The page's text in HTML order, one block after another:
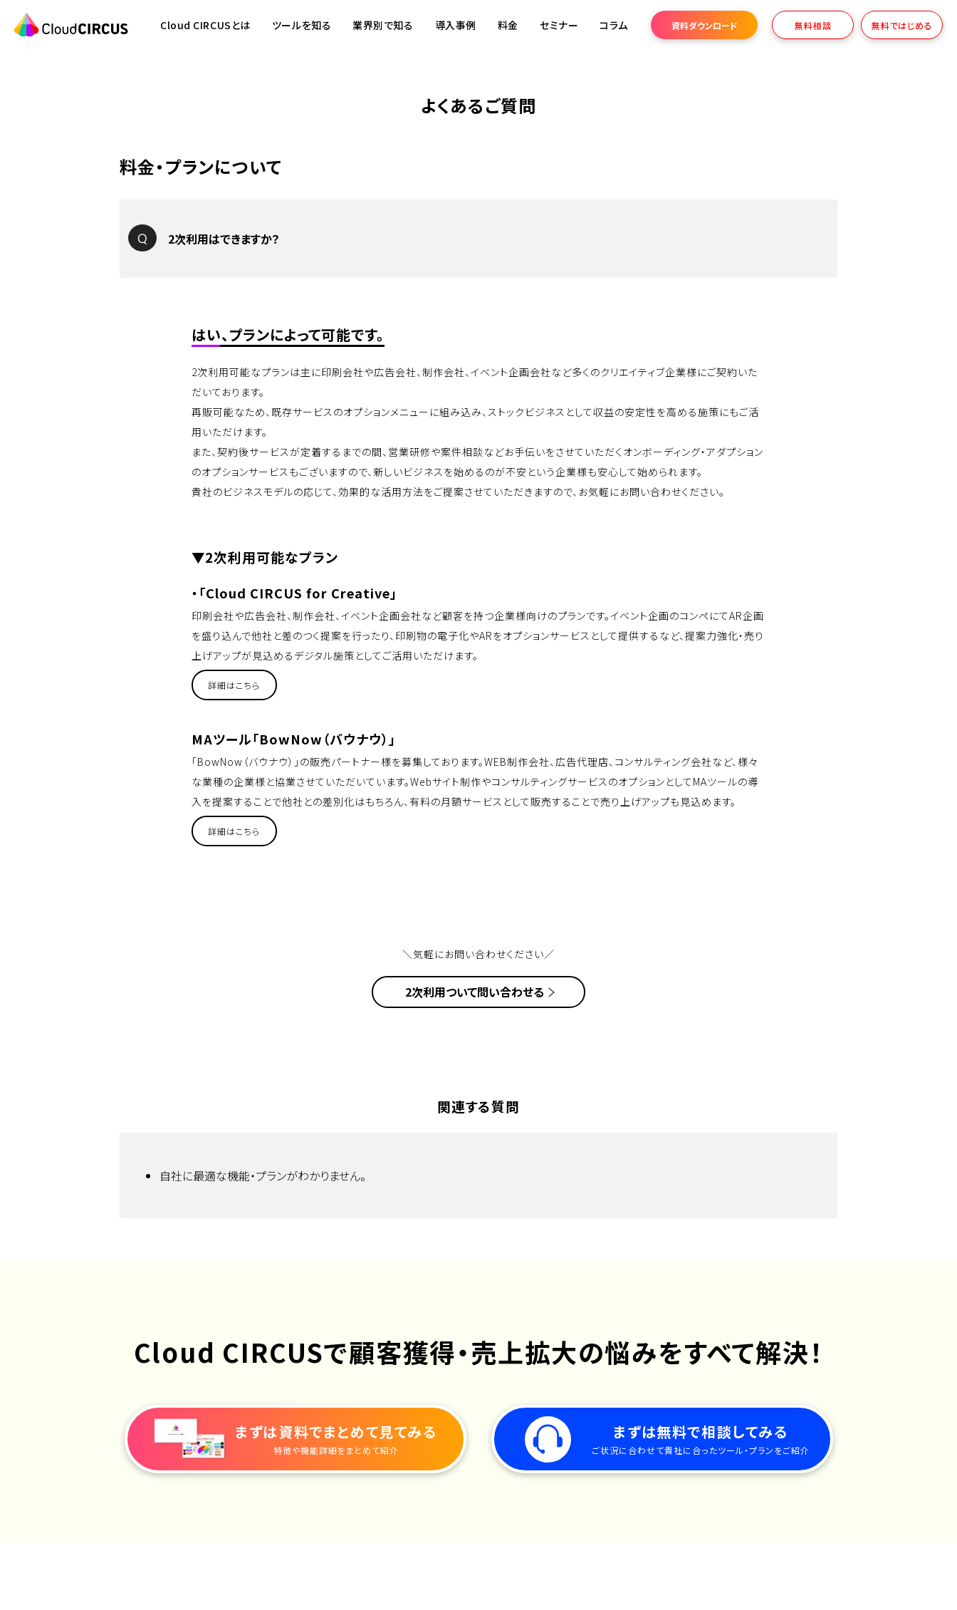
Cloud CIRCUSとは ツールを知る 業界別で知る 導入事例 料金 セミナー コラム 資料ダウンロード 無料相談 無料ではじめる
よくあるご質問
料金・プランについて
2次利用はできますか？
はい、プランによって可能です。
2次利用可能なプランは主に印刷会社や広告会社、制作会社、イベント企画会社など多くのクリエイティブ企業様にご契約いた
だいております。
再販可能なため、既存サービスのオプションメニューに組み込み、ストックビジネスとして収益の安定性を高める施策にもご活
用いただけます。
また、契約後サービスが定着するまでの間、営業研修や案件相談などお手伝いをさせていただくオンボーディング・アダプション
のオプションサービスもございますので、新しいビジネスを始めるのが不安という企業様も安心して始められます。
貴社のビジネスモデルの応じて、効果的な活用方法をご提案させていただきますので、お気軽にお問い合わせください。
▼2次利用可能なプラン
・「Cloud CIRCUS for Creative」
印刷会社や広告会社、制作会社、イベント企画会社など顧客を持つ企業様向けのプランです。イベント企画のコンペにてAR企画
を盛り込んで他社と差のつく提案を行ったり、印刷物の電子化やARをオプションサービスとして提供するなど、提案力強化・売り
上げアップが見込めるデジタル施策としてご活用いただけます。
詳細はこちら
MAツール「BowNow（バウナウ）」
「BowNow（バウナウ）」の販売パートナー様を募集しております。WEB制作会社、広告代理店、コンサルティング会社など、様々
な業種の企業様と協業させていただいています。Webサイト制作やコンサルティングサービスのオプションとしてMAツールの導
入を提案することで他社との差別化はもちろん、有料の月額サービスとして販売することで売り上げアップも見込めます。
詳細はこちら
＼気軽にお問い合わせください／
2次利用ついて問い合わせる
関連する質問
自社に最適な機能・プランがわかりません。
Cloud CIRCUSで顧客獲得・売上拡大の悩みをすべて解決！
まずは資料でまとめて見てみる
特徴や機能詳細をまとめて紹介
まずは無料で相談してみる
ご状況に合わせて貴社に合ったツール・プランをご紹介